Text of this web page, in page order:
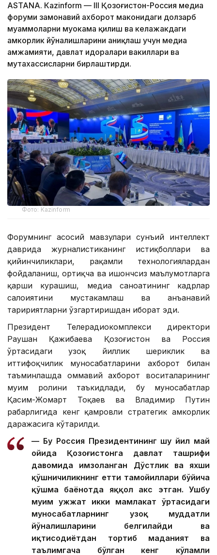
ASTANА. Кazinform — III Қозоғистон-Россия медиа
форуми замонавий ахборот маконидаги долзарб
муаммоларни муҳокама қилиш ва келажакдаги
ҳамкорлик йўналишларини аниқлаш учун медиа
ҳамжамияти, давлат идоралари вакиллари ва
мутахассисларни бирлаштирди.
Фото: Kazinform
Форумнинг асосий мавзулари сунъий интеллект
даврида журналистиканинг истиқболлари ва
қийинчиликлари, рақамли технологиялардан
фойдаланиш, ортиқча ва ишончсиз маълумотларга
қарши курашиш, медиа саноатининг кадрлар
салоҳиятини мустаҳкамлаш ва анъанавий
таҳририятларни ўзгартиришдан иборат эди.
Президент Телерадиокомплекси директори
Раушан Қажибаева Қозоғистон ва Россия
ўртасидаги узоқ йиллик шериклик ва
иттифоқчилик муносабатларини ахборот билан
таъминлашда оммавий ахборот воситаларининг
муҳим ролини таъкидлади, бу муносабатлар
Қасим-Жомарт Тоқаев ва Владимир Путин
раҳбарлигида кенг қамровли стратегик ҳамкорлик
даражасига кўтарилди.
— Бу Россия Президентининг шу йил май
ойида Қозоғистонга давлат ташрифи
давомида имзоланган Дўстлик ва яхши
қўшничиликнинг етти тамойиллари бўйича
қўшма баёнотда яққол акс этган. Ушбу
муҳим ҳужжат икки мамлакат ўртасидаги
муносабатларнинг узоқ муддатли
йўналишларини белгилайди ва
иқтисодиётдан тортиб маданият ва
таълимгача бўлган кенг кўламли